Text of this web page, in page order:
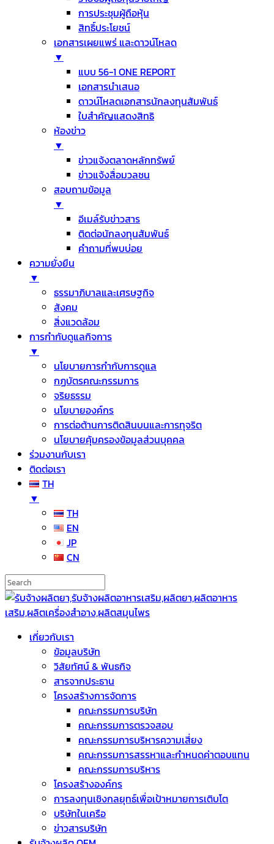
การประชุมผู้ถือหุ้น
สิทธิ์ประโยชน์
เอกสารเผยแพร่ และดาวน์โหลด
▼
แบบ 56-1 ONE REPORT
เอกสารนำเสนอ
ดาวน์โหลดเอกสารนักลงทุนสัมพันธ์
ใบสำคัญแสดงสิทธิ
ห้องข่าว
▼
ข่าวแจ้งตลาดหลักทรัพย์
ข่าวแจ้งสื่อมวลชน
สอบถามข้อมูล
▼
อีเมล์รับข่าวสาร
ติดต่อนักลงทุนสัมพันธ์
คำถามที่พบบ่อย
ความยั่งยืน
▼
ธรรมาภิบาลและเศรษฐกิจ
สังคม
สิ่งแวดล้อม
การกำกับดูแลกิจการ
▼
นโยบายการกำกับการดูแล
กฏบัตรคณะกรรมการ
จริยธรรม
นโยบายองค์กร
การต่อต้านการติดสินบนและการทุจริต
นโยบายคุ้มครองข้อมูลส่วนบุคคล
ร่วมงานกับเรา
ติดต่อเรา
TH
▼
TH
EN
JP
CN
เกี่ยวกับเรา
ข้อมูลบริษัท
วิสัยทัศน์ & พันธกิจ
สารจากประธาน
โครงสร้างการจัดการ
คณะกรรมการบริษัท
คณะกรรมการตรวจสอบ
คณะกรรมการบริหารความเสี่ยง
คณะกรรมการสรรหาและกำหนดค่าตอบแทน
คณะกรรมการบริหาร
โครงสร้างองค์กร
การลงทุนเชิงกลยุทธ์เพื่อเป้าหมายการเติบโต
บริษัทในเครือ
ข่าวสารบริษัท